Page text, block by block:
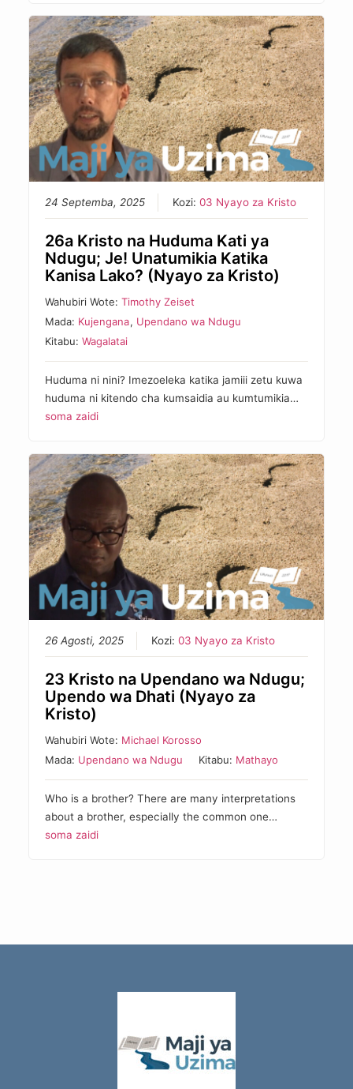
24 Septemba, 2025 Kozi:03 Nyayo za Kristo
26a Kristo na Huduma Kati ya
Ndugu; Je! Unatumikia Katika
Kanisa Lako? (Nyayo za Kristo)
Wahubiri Wote:Timothy Zeiset
Mada: Kujengana, Upendano wa Ndugu
Kitabu:Wagalatai
Huduma ni nini? Imezoeleka katika jamiii zetu kuwa
huduma ni kitendo cha kumsaidia au kumtumikia…
soma zaidi
26 Agosti, 2025 Kozi:03 Nyayo za Kristo
23 Kristo na Upendano wa Ndugu;
Upendo wa Dhati (Nyayo za
Kristo)
Wahubiri Wote: Michael Korosso
Mada: Upendano wa Ndugu Kitabu: Mathayo
Who is a brother? There are many interpretations
about a brother, especially the common one…
soma zaidi